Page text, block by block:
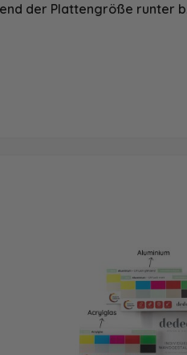
der Plattengröße